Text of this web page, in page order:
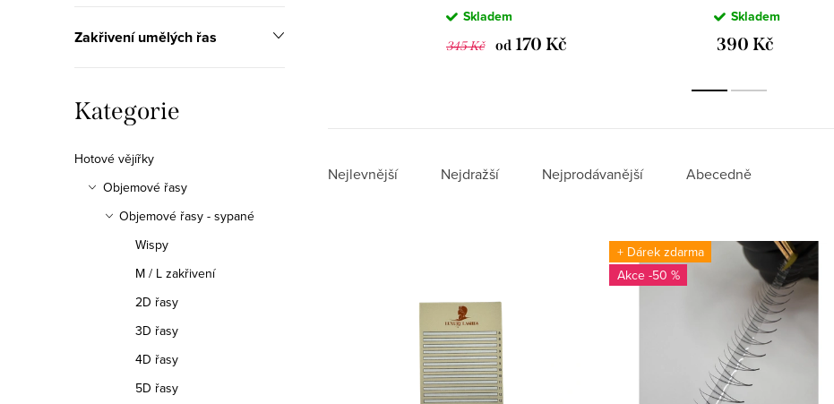
Zakřivení umělých řas
Přeskočit
kategorie
Kategorie
Hotové vějířky
Objemové řasy
Objemové řasy - sypané
Wispy
M / L zakřivení
2D řasy
3D řasy
4D řasy
5D řasy
vějířku 1 000 ks
Skladem
345 Kč od 170 Kč
vějířku 1 920 Ks
Skladem
390 Kč
Ř
Nejlevnější Nejdražší Nejprodávanější Abecedně
+ Dárek zdarma
-50 %